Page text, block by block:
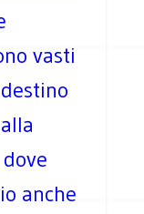
vasti
anche